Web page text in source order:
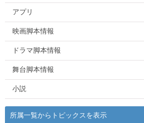
アプリ
映画脚本情報
ドラマ脚本情報
舞台脚本情報
小説
所属一覧からトピックスを表示